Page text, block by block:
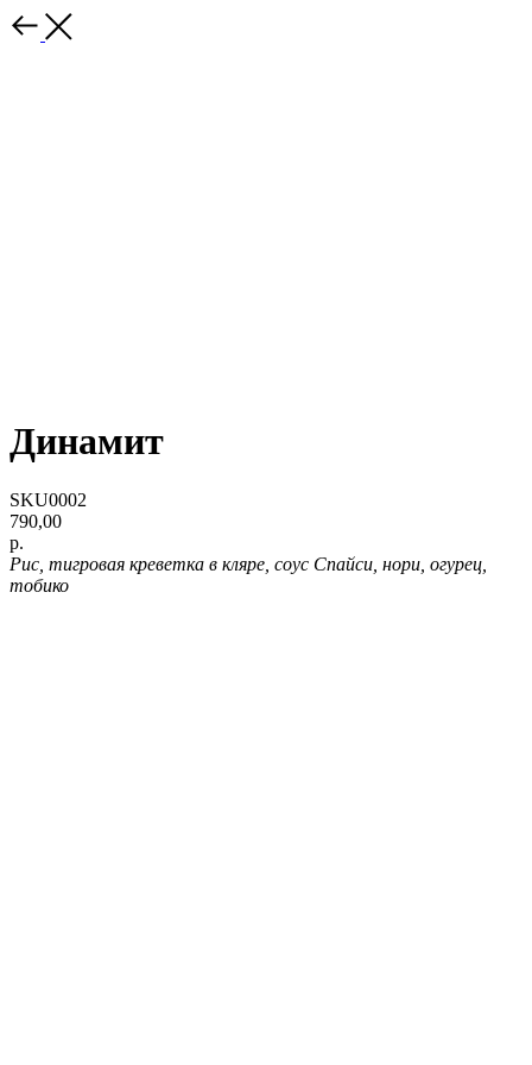
Динамит
SKU0002
790,00
р.
Рис, тигровая креветка в кляре, соус Спайси, нори, огурец,
тобико